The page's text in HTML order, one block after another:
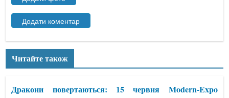
Читайте також
Дракони повертаються: 15 червня Modern-Expo